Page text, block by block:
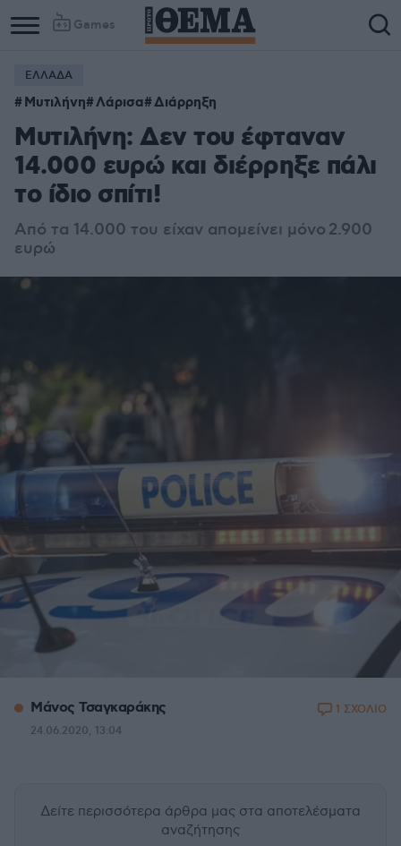
Games
ΕΛΛΑΔΑ
Μυτιλήνη Λάρισα Διάρρηξη
Μυτιλήνη: Δεν του έφταναν
14.000 ευρώ και διέρρηξε πάλι
το ίδιο σπίτι!
Από τα 14.000 του είχαν απομείνει μόνο 2.900
ευρώ
Μάνος Τσαγκαράκης
24.06.2020, 13:04
1 ΣΧΟΛΙΟ
Δείτε περισσότερα άρθρα μας στα αποτελέσματα
αναζήτησης